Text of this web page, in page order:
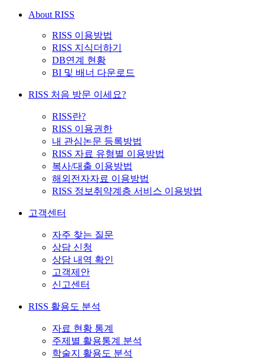
About RISS
RISS 이용방법
RISS 지식더하기
DB연계 현황
BI 및 배너 다운로드
RISS 처음 방문 이세요?
RISS란?
RISS 이용권한
내 관심논문 등록방법
RISS 자료 유형별 이용방법
복사/대출 이용방법
해외전자자료 이용방법
RISS 정보취약계층 서비스 이용방법
고객센터
자주 찾는 질문
상담 신청
상담 내역 확인
고객제안
신고센터
RISS 활용도 분석
자료 현황 통계
주제별 활용통계 분석
학술지 활용도 분석